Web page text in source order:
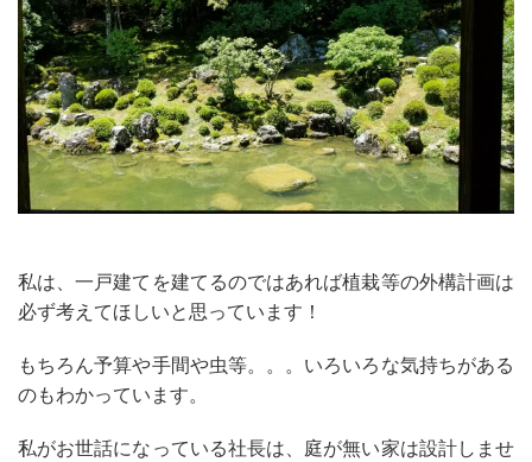
私は、一戸建てを建てるのではあれば植栽等の外構計画は
必ず考えてほしいと思っています！
もちろん予算や手間や虫等。。。いろいろな気持ちがある
のもわかっています。
私がお世話になっている社長は、庭が無い家は設計しませ